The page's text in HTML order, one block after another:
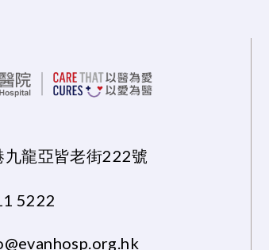
九龍亞皆老街222號
5222